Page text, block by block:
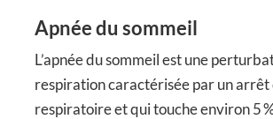
Apnée du sommeil
L’apnée du sommeil est une
respiration caractérisée par un arrêt
respiratoire et qui touche environ 5